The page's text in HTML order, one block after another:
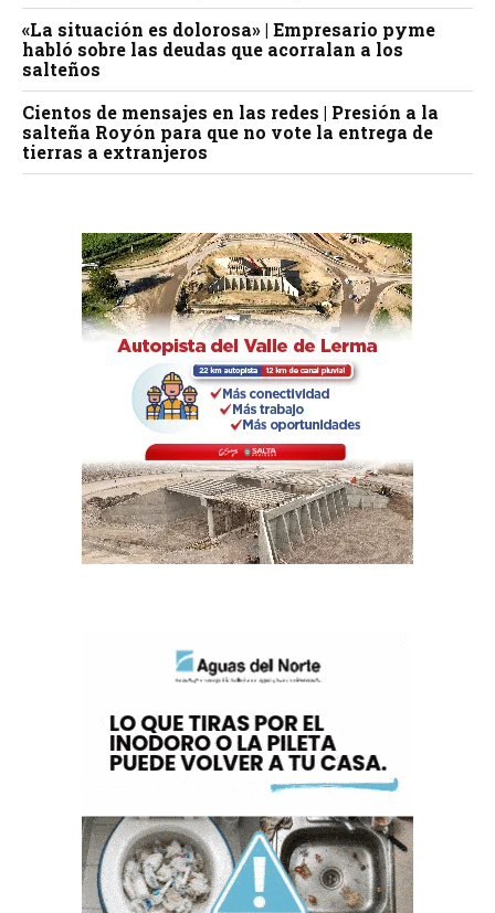
«La situación es dolorosa» | Empresario pyme
habló sobre las deudas que acorralan a los
salteños
Cientos de mensajes en las redes | Presión a la
salteña Royón para que no vote la entrega de
tierras a extranjeros